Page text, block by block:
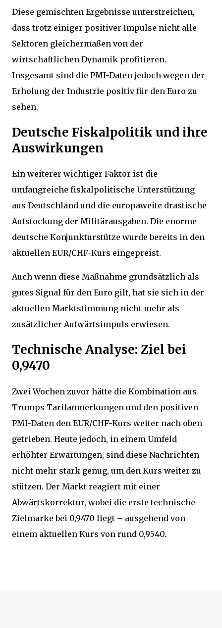
Diese gemischten Ergebnisse unterstreichen,
dass trotz einiger positiver Impulse nicht alle
Sektoren gleichermaßen von der
wirtschaftlichen Dynamik profitieren.
Insgesamt sind die PMI-Daten jedoch wegen der
Erholung der Industrie positiv für den Euro zu
sehen.
Deutsche Fiskalpolitik und ihre
Auswirkungen
Ein weiterer wichtiger Faktor ist die
umfangreiche fiskalpolitische Unterstützung
aus Deutschland und die europaweite drastische
Aufstockung der Militärausgaben. Die enorme
deutsche Konjunkturstütze wurde bereits in den
aktuellen EUR/CHF-Kurs eingepreist.
Auch wenn diese Maßnahme grundsätzlich als
gutes Signal für den Euro gilt, hat sie sich in der
aktuellen Marktstimmung nicht mehr als
zusätzlicher Aufwärtsimpuls erwiesen.
Technische Analyse: Ziel bei
0,9470
Zwei Wochen zuvor hätte die Kombination aus
Trumps Tarifanmerkungen und den positiven
PMI-Daten den EUR/CHF-Kurs weiter nach oben
getrieben. Heute jedoch, in einem Umfeld
erhöhter Erwartungen, sind diese Nachrichten
nicht mehr stark genug, um den Kurs weiter zu
stützen. Der Markt reagiert mit einer
Abwärtskorrektur, wobei die erste technische
Zielmarke bei 0,9470 liegt – ausgehend von
einem aktuellen Kurs von rund 0,9540.